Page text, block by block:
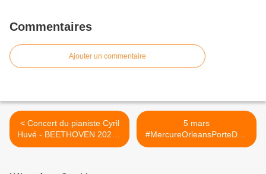
Commentaires
Ajouter un commentaire
< Concert du pianiste Cyril
Huvé - BEETHOVEN 2020 -
Auditorium de la MMD St
5 mars
#MercureOrleansPorteDeS
ologne LA TRAVIATA /... >